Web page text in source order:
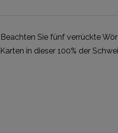
Sie fünf verrückte
in dieser 100% der